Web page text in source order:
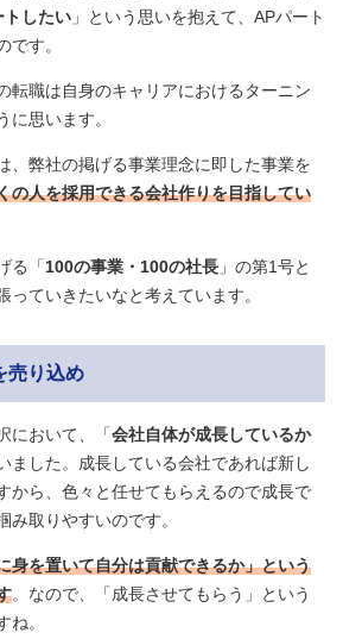
トしたい 」という思いを抱えて、APパート
です。
転職は自身のキャリアにおけるターニン
に思います。
、弊社の掲げる事業理念に即した事業を
の人を採用できる会社作りを目指してい
る「100の事業・100の社長 」の第1号と
っていきたいなと考えています。
売り込め
において、「会社自体が成長しているか
ました。成長している会社であれば新し
から、色々と任せてもらえるので成長で
み取りやすいのです。
身を置いて自分は貢献できるか」という
。なので、「成長させてもらう」という
ね。